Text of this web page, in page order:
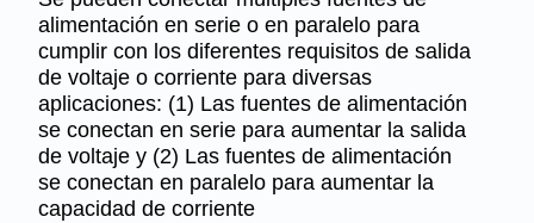
alimentación en serie o en paralelo para
cumplir con los diferentes requisitos de salida
de voltaje o corriente para diversas
aplicaciones: (1) Las fuentes de alimentación
se conectan en serie para aumentar la salida
de voltaje y (2) Las fuentes de alimentación
se conectan en paralelo para aumentar la
capacidad de corriente